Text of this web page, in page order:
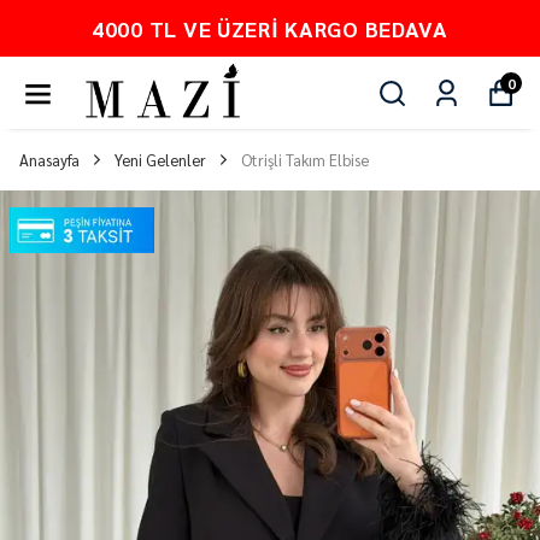
4000 TL VE ÜZERI KARGO BEDAVA
0
Anasayfa Yeni Gelenler Otrişli Takım Elbise